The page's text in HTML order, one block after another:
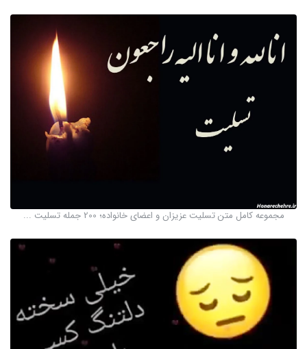
مجموعه کامل متن تسلیت عزیزان و اعضای خانواده؛ 200 جمله تسلیت ...